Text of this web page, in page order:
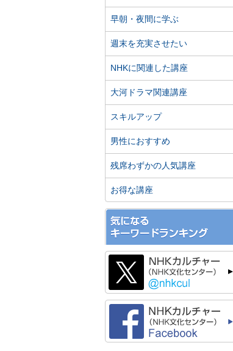
早朝・夜間に学ぶ
週末を充実させたい
NHKに関連した講座
大河ドラマ関連講座
スキルアップ
男性におすすめ
残席わずかの人気講座
お得な講座